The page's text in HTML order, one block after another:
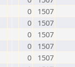
0
1507
0
1507
0
1507
0
1507
0
1507